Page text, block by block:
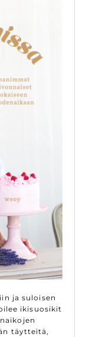
ja suloisen
ikisuosikit
täytteitä,